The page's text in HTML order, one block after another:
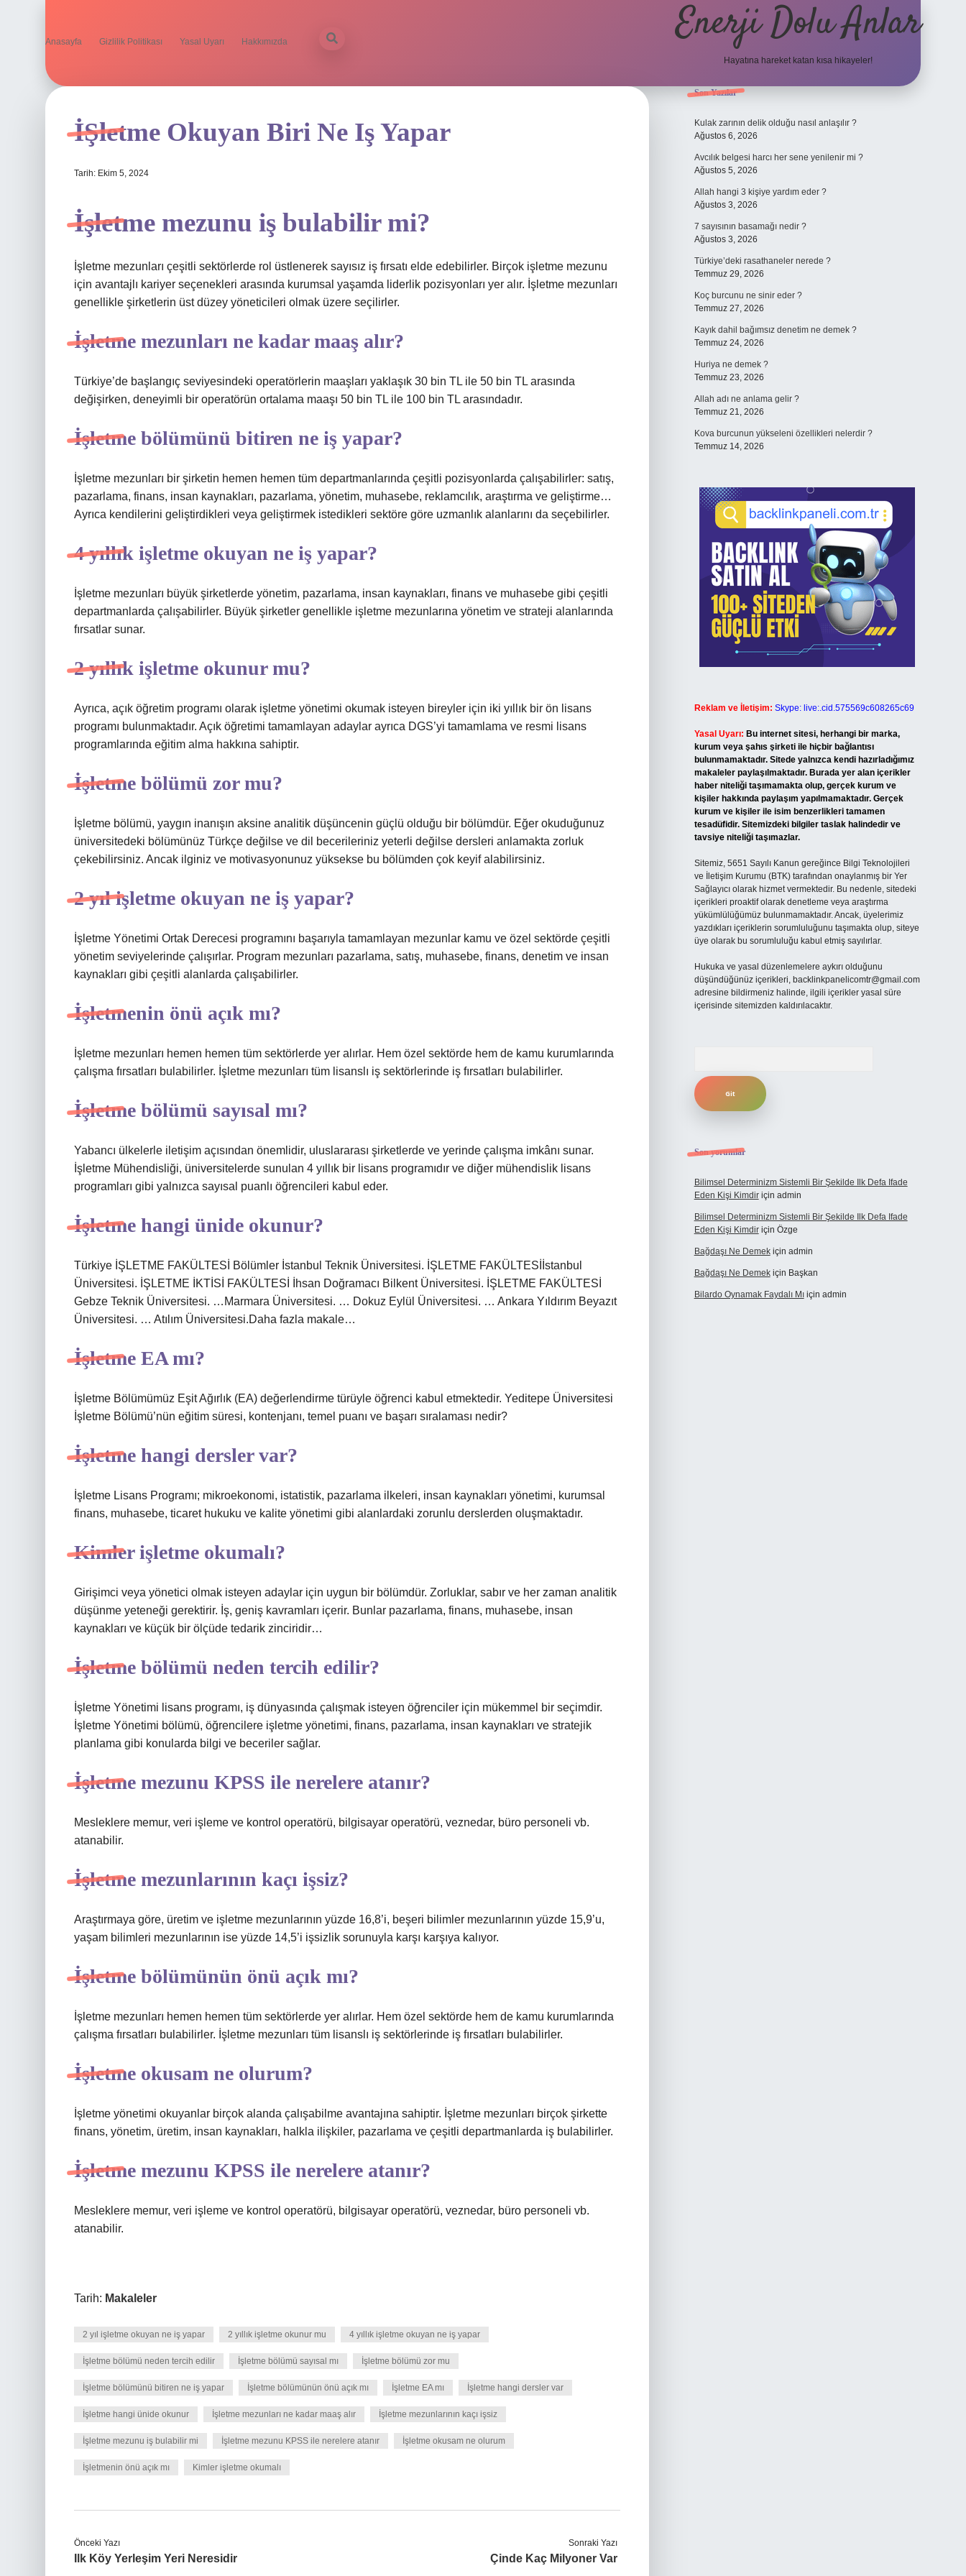
Anasayfa Gizlilik Politikası Yasal Uyarı Hakkımızda Enerji Dolu Anlar
Hayatına hareket katan kısa hikayeler!
İŞletme Okuyan Biri Ne Iş Yapar
Tarih: Ekim 5, 2024
İşletme mezunu iş bulabilir mi?
İşletme mezunları çeşitli sektörlerde rol üstlenerek sayısız iş fırsatı elde edebilirler. Birçok işletme mezunu
için avantajlı kariyer seçenekleri arasında kurumsal yaşamda liderlik pozisyonları yer alır. İşletme mezunları
genellikle şirketlerin üst düzey yöneticileri olmak üzere seçilirler.
İşletme mezunları ne kadar maaş alır?
Türkiye’de başlangıç ​​seviyesindeki operatörlerin maaşları yaklaşık 30 bin TL ile 50 bin TL arasında
değişirken, deneyimli bir operatörün ortalama maaşı 50 bin TL ile 100 bin TL arasındadır.
İşletme bölümünü bitiren ne iş yapar?
İşletme mezunları bir şirketin hemen hemen tüm departmanlarında çeşitli pozisyonlarda çalışabilirler: satış,
pazarlama, finans, insan kaynakları, pazarlama, yönetim, muhasebe, reklamcılık, araştırma ve geliştirme…
Ayrıca kendilerini geliştirdikleri veya geliştirmek istedikleri sektöre göre uzmanlık alanlarını da seçebilirler.
4 yıllık işletme okuyan ne iş yapar?
İşletme mezunları büyük şirketlerde yönetim, pazarlama, insan kaynakları, finans ve muhasebe gibi çeşitli
departmanlarda çalışabilirler. Büyük şirketler genellikle işletme mezunlarına yönetim ve strateji alanlarında
fırsatlar sunar.
2 yıllık işletme okunur mu?
Ayrıca, açık öğretim programı olarak işletme yönetimi okumak isteyen bireyler için iki yıllık bir ön lisans
programı bulunmaktadır. Açık öğretimi tamamlayan adaylar ayrıca DGS’yi tamamlama ve resmi lisans
programlarında eğitim alma hakkına sahiptir.
İşletme bölümü zor mu?
İşletme bölümü, yaygın inanışın aksine analitik düşüncenin güçlü olduğu bir bölümdür. Eğer okuduğunuz
üniversitedeki bölümünüz Türkçe değilse ve dil becerileriniz yeterli değilse dersleri anlamakta zorluk
çekebilirsiniz. Ancak ilginiz ve motivasyonunuz yüksekse bu bölümden çok keyif alabilirsiniz.
2 yıl işletme okuyan ne iş yapar?
İşletme Yönetimi Ortak Derecesi programını başarıyla tamamlayan mezunlar kamu ve özel sektörde çeşitli
yönetim seviyelerinde çalışırlar. Program mezunları pazarlama, satış, muhasebe, finans, denetim ve insan
kaynakları gibi çeşitli alanlarda çalışabilirler.
İşletmenin önü açık mı?
İşletme mezunları hemen hemen tüm sektörlerde yer alırlar. Hem özel sektörde hem de kamu kurumlarında
çalışma fırsatları bulabilirler. İşletme mezunları tüm lisanslı iş sektörlerinde iş fırsatları bulabilirler.
İşletme bölümü sayısal mı?
Yabancı ülkelerle iletişim açısından önemlidir, uluslararası şirketlerde ve yerinde çalışma imkânı sunar.
İşletme Mühendisliği, üniversitelerde sunulan 4 yıllık bir lisans programıdır ve diğer mühendislik lisans
programları gibi yalnızca sayısal puanlı öğrencileri kabul eder.
İşletme hangi ünide okunur?
Türkiye İŞLETME FAKÜLTESİ Bölümler İstanbul Teknik Üniversitesi. İŞLETME FAKÜLTESİİstanbul
Üniversitesi. İŞLETME İKTİSİ FAKÜLTESİ İhsan Doğramacı Bilkent Üniversitesi. İŞLETME FAKÜLTESİ
Gebze Teknik Üniversitesi. …Marmara Üniversitesi. … Dokuz Eylül Üniversitesi. … Ankara Yıldırım Beyazıt
Üniversitesi. … Atılım Üniversitesi.Daha fazla makale…
İşletme EA mı?
İşletme Bölümümüz Eşit Ağırlık (EA) değerlendirme türüyle öğrenci kabul etmektedir. Yeditepe Üniversitesi
İşletme Bölümü’nün eğitim süresi, kontenjanı, temel puanı ve başarı sıralaması nedir?
İşletme hangi dersler var?
İşletme Lisans Programı; mikroekonomi, istatistik, pazarlama ilkeleri, insan kaynakları yönetimi, kurumsal
finans, muhasebe, ticaret hukuku ve kalite yönetimi gibi alanlardaki zorunlu derslerden oluşmaktadır.
Kimler işletme okumalı?
Girişimci veya yönetici olmak isteyen adaylar için uygun bir bölümdür. Zorluklar, sabır ve her zaman analitik
düşünme yeteneği gerektirir. İş, geniş kavramları içerir. Bunlar pazarlama, finans, muhasebe, insan
kaynakları ve küçük bir ölçüde tedarik zinciridir…
İşletme bölümü neden tercih edilir?
İşletme Yönetimi lisans programı, iş dünyasında çalışmak isteyen öğrenciler için mükemmel bir seçimdir.
İşletme Yönetimi bölümü, öğrencilere işletme yönetimi, finans, pazarlama, insan kaynakları ve stratejik
planlama gibi konularda bilgi ve beceriler sağlar.
İşletme mezunu KPSS ile nerelere atanır?
Mesleklere memur, veri işleme ve kontrol operatörü, bilgisayar operatörü, veznedar, büro personeli vb.
atanabilir.
İşletme mezunlarının kaçı işsiz?
Araştırmaya göre, üretim ve işletme mezunlarının yüzde 16,8’i, beşeri bilimler mezunlarının yüzde 15,9’u,
yaşam bilimleri mezunlarının ise yüzde 14,5’i işsizlik sorunuyla karşı karşıya kalıyor.
İşletme bölümünün önü açık mı?
İşletme mezunları hemen hemen tüm sektörlerde yer alırlar. Hem özel sektörde hem de kamu kurumlarında
çalışma fırsatları bulabilirler. İşletme mezunları tüm lisanslı iş sektörlerinde iş fırsatları bulabilirler.
İşletme okusam ne olurum?
İşletme yönetimi okuyanlar birçok alanda çalışabilme avantajına sahiptir. İşletme mezunları birçok şirkette
finans, yönetim, üretim, insan kaynakları, halkla ilişkiler, pazarlama ve çeşitli departmanlarda iş bulabilirler.
İşletme mezunu KPSS ile nerelere atanır?
Mesleklere memur, veri işleme ve kontrol operatörü, bilgisayar operatörü, veznedar, büro personeli vb.
atanabilir.
Tarih: Makaleler
2 yıl işletme okuyan ne iş yapar 2 yıllık işletme okunur mu 4 yıllık işletme okuyan ne iş yapar
İşletme bölümü neden tercih edilir İşletme bölümü sayısal mı İşletme bölümü zor mu
İşletme bölümünü bitiren ne iş yapar İşletme bölümünün önü açık mı İşletme EA mı İşletme hangi dersler var
İşletme hangi ünide okunur İşletme mezunları ne kadar maaş alır İşletme mezunlarının kaçı işsiz
İşletme mezunu iş bulabilir mi İşletme mezunu KPSS ile nerelere atanır İşletme okusam ne olurum
İşletmenin önü açık mı Kimler işletme okumalı
Önceki Yazı
Ilk Köy Yerleşim Yeri Neresidir
Sonraki Yazı
Çinde Kaç Milyoner Var
Sidebar
Son Yazılar
Kulak zarının delik olduğu nasıl anlaşılır ?
Ağustos 6, 2026
Avcılık belgesi harcı her sene yenilenir mi ?
Ağustos 5, 2026
Allah hangi 3 kişiye yardım eder ?
Ağustos 3, 2026
7 sayısının basamağı nedir ?
Ağustos 3, 2026
Türkiye’deki rasathaneler nerede ?
Temmuz 29, 2026
Koç burcunu ne sinir eder ?
Temmuz 27, 2026
Kayık dahil bağımsız denetim ne demek ?
Temmuz 24, 2026
Huriya ne demek ?
Temmuz 23, 2026
Allah adı ne anlama gelir ?
Temmuz 21, 2026
Kova burcunun yükseleni özellikleri nelerdir ?
Temmuz 14, 2026
Reklam ve İletişim: Skype: live:.cid.575569c608265c69
Yasal Uyarı: Bu internet sitesi, herhangi bir marka,
kurum veya şahıs şirketi ile hiçbir bağlantısı
bulunmamaktadır. Sitede yalnızca kendi hazırladığımız
makaleler paylaşılmaktadır. Burada yer alan içerikler
haber niteliği taşımamakta olup, gerçek kurum ve
kişiler hakkında paylaşım yapılmamaktadır. Gerçek
kurum ve kişiler ile isim benzerlikleri tamamen
tesadüfidir. Sitemizdeki bilgiler taslak halindedir ve
tavsiye niteliği taşımazlar.
Sitemiz, 5651 Sayılı Kanun gereğince Bilgi Teknolojileri
ve İletişim Kurumu (BTK) tarafından onaylanmış bir Yer
Sağlayıcı olarak hizmet vermektedir. Bu nedenle, sitedeki
içerikleri proaktif olarak denetleme veya araştırma
yükümlülüğümüz bulunmamaktadır. Ancak, üyelerimiz
yazdıkları içeriklerin sorumluluğunu taşımakta olup, siteye
üye olarak bu sorumluluğu kabul etmiş sayılırlar.
Hukuka ve yasal düzenlemelere aykırı olduğunu
düşündüğünüz içerikleri, backlinkpanelicomtr@gmail.com
adresine bildirmeniz halinde, ilgili içerikler yasal süre
içerisinde sitemizden kaldırılacaktır.
Son yorumlar
Bilimsel Determinizm Sistemli Bir Şekilde Ilk Defa Ifade
Eden Kişi Kimdiriçin admin
Bilimsel Determinizm Sistemli Bir Şekilde Ilk Defa Ifade
Eden Kişi Kimdiriçin Özge
Bağdaşı Ne Demekiçin admin
Bağdaşı Ne Demekiçin Başkan
Bilardo Oynamak Faydalı Mıiçin admin